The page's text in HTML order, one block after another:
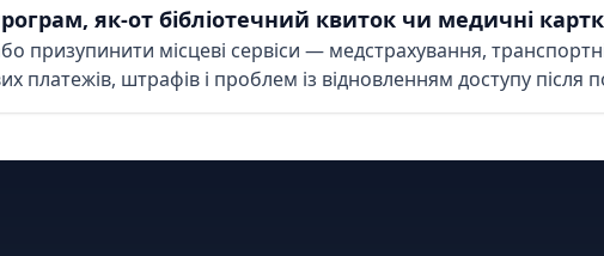
як-от бібліотечний квиток чи медичні
місцеві сервіси — медстрахування, транспортні
штрафів і проблем із відновленням доступу після